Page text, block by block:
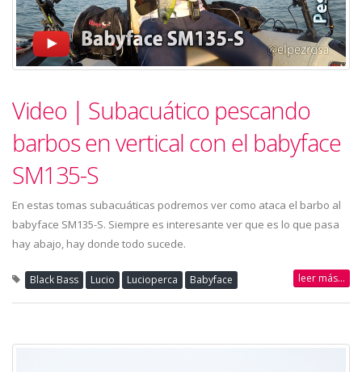
Video | Subacuático pescando
barbos en vertical con el babyface
SM135-S
En estas tomas subacuáticas podremos ver como ataca el barbo al
babyface SM135-S. Siempre es interesante ver que es lo que pasa
hay abajo, hay donde todo sucede.
Black Bass Lucio Lucioperca Babyface leer más...